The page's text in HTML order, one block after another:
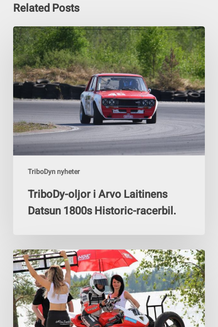
Related Posts
TriboDyn nyheter
TriboDy-
oljor
i
Arvo
Laitinens
Datsun
1800s
Historic-
racerbil.
TriboDy-oljor i Arvo Laitinens
Datsun 1800s Historic-racerbil.
Paukku
Racing
kör
med
TriboDy-
oljor!